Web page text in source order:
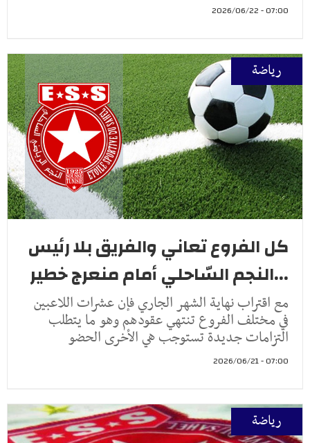
07:00 - 2026/06/22
رياضة
كل الفروع تعاني والفريق بلا رئيس
...النجم السّاحلي أمام منعرج خطير
مع اقتراب نهاية الشهر الجاري فإن عشرات اللاعبين
في مختلف الفروع تنتهي عقودهم وهو ما يتطلب
التزامات جديدة تستوجب هي الأخرى الحضو
07:00 - 2026/06/21
رياضة